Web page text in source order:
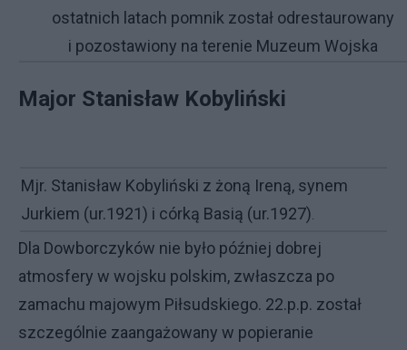
ostatnich latach pomnik został odrestaurowany
i pozostawiony na terenie Muzeum Wojska
Major Stanisław Kobyliński
Mjr. Stanisław Kobyliński z żoną Ireną, synem
Jurkiem (ur.1921) i córką Basią (ur.1927).
Dla Dowborczyków nie było później dobrej
atmosfery w wojsku polskim, zwłaszcza po
zamachu majowym Piłsudskiego. 22.p.p. został
szczególnie zaangażowany w popieranie